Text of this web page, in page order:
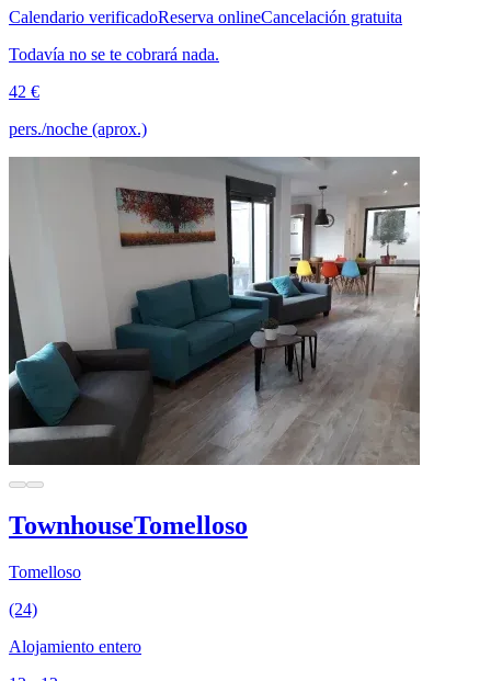
Calendario verificadoReserva onlineCancelación gratuita
Todavía no se te cobrará nada.
42 €
pers./noche (aprox.)
TownhouseTomelloso
Tomelloso
(24)
Alojamiento entero